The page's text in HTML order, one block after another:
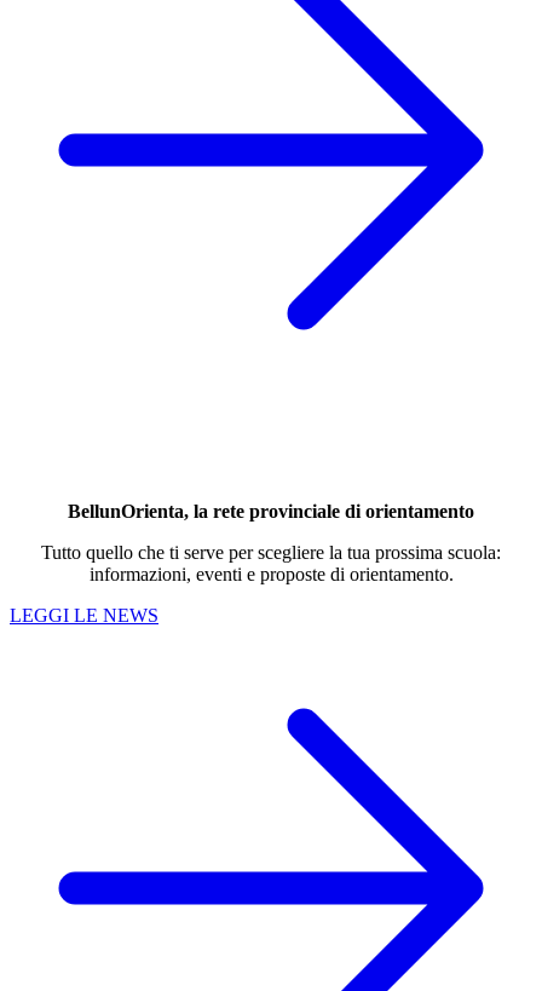
BellunOrienta, la rete provinciale di orientamento
Tutto quello che ti serve per scegliere la tua prossima scuola:
informazioni, eventi e proposte di orientamento.
LEGGI LE NEWS